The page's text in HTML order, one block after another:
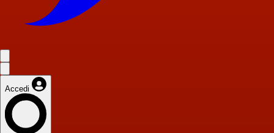
Accedi